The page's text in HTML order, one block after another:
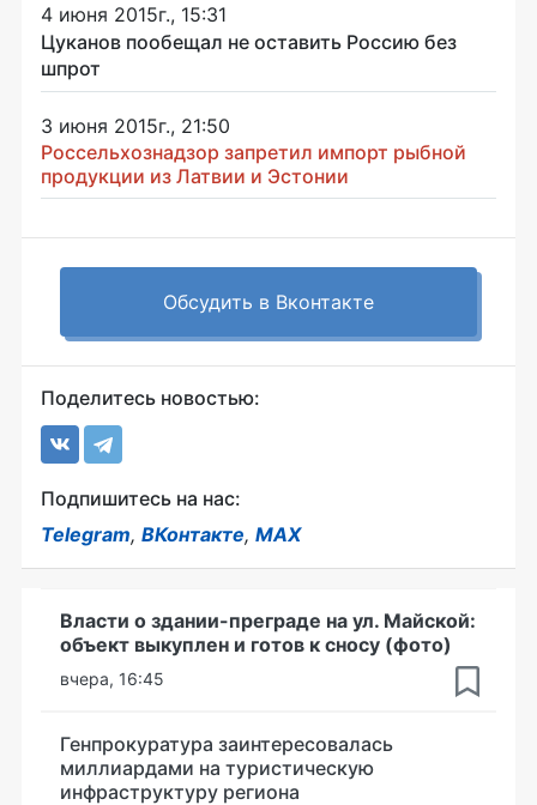
4 июня 2015г., 15:31
Цуканов пообещал не оставить Россию без
шпрот
3 июня 2015г., 21:50
Россельхознадзор запретил импорт рыбной
продукции из Латвии и Эстонии
Обсудить в Вконтакте
Поделитесь новостью:
Подпишитесь на нас:
Telegram, ВКонтакте, MAX
Власти о здании-преграде на ул. Майской:
объект выкуплен и готов к сносу (фото)
вчера, 16:45
Генпрокуратура заинтересовалась
миллиардами на туристическую
инфраструктуру региона